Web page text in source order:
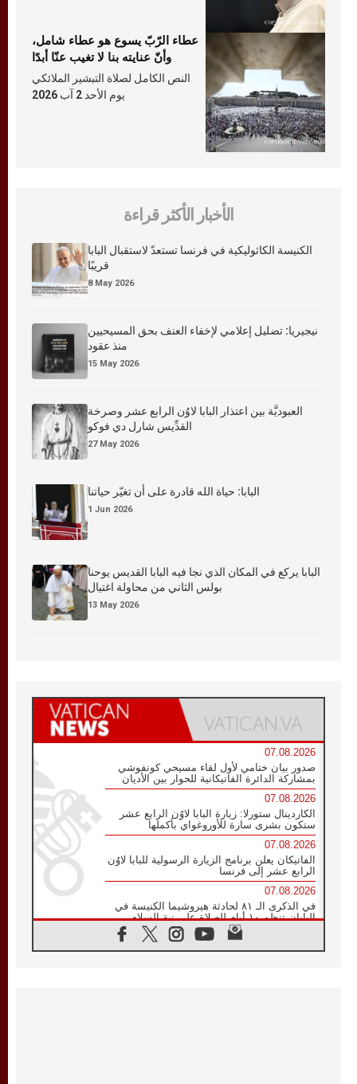
عطاء الرّبّ يسوع هو عطاء شامل،
وأنّ عنايته بنا لا تغيب عنّا أبدًا
النص الكامل لصلاة التبشير الملائكي
يوم الأحد 2 آب 2026
الأخبار الأكثر قراءة
الكنيسة الكاثوليكية في فرنسا تستعدّ لاستقبال البابا
قريبًا
8 May 2026
نيجيريا: تضليل إعلامي لإخفاء العنف بحق المسيحيين
منذ عقود
15 May 2026
العبوديَّة بين اعتذار البابا لاوُن الرابع عشر وصرخة
القدِّيس شارل دي فوكو
27 May 2026
البابا: حياة الله قادرة على أن تغيّر حياتنا
1 Jun 2026
البابا يركع في المكان الذي نجا فيه البابا القديس يوحنا
بولس الثاني من محاولة اغتيال
13 May 2026
07.08.2026
صدور بيان ختامي لأول لقاء مسيحي كونفوشي
بمشاركة الدائرة الفاتيكانية للحوار بين الأديان
07.08.2026
الكاردينال ستورلا: زيارة البابا لاوُن الرابع عشر
ستكون بشرى سارة للأوروغواي بأكملها
07.08.2026
الفاتيكان يعلن برنامج الزيارة الرسولية للبابا لاوُن
الرابع عشر إلى فرنسا
07.08.2026
في الذكرى الـ ٨١ لحادثة هيروشيما الكنيسة في
اليابان تنظم ١٠ أيام للصلاة على نية السلام
الكنيسة في الأوروغواي: زيارة البابا ستعزز